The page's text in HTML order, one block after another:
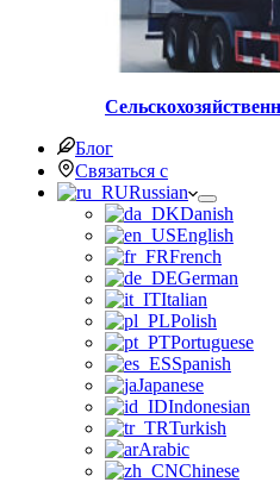
Блог
Связаться с
Russian
Danish
English
French
German
Italian
Polish
Portuguese
Spanish
Japanese
Indonesian
Turkish
Arabic
Chinese